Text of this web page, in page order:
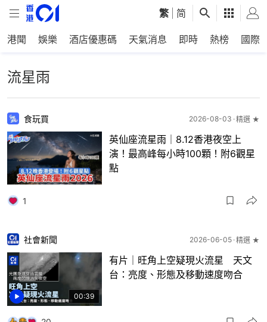
繁 简
港聞 娛樂 酒店優惠碼 天氣消息 即時 熱榜 國際
流星雨
食玩買 2026-08-03 精選 ★
英仙座流星雨｜8.12香港夜空上
演！最高峰每小時100顆！附6觀星
點
1
00:39
社會新聞 2026-06-05 精選 ★
有片｜旺角上空疑現火流星 天文
台：亮度、形態及移動速度吻合